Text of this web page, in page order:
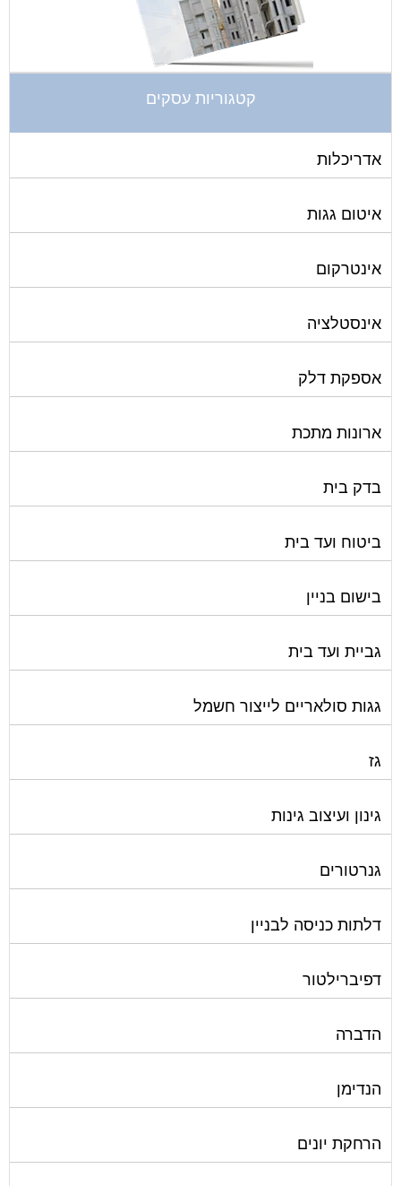
קטגוריות עסקים
אדריכלות
איטום גגות
אינטרקום
אינסטלציה
אספקת דלק
ארונות מתכת
בדק בית
ביטוח ועד בית
בישום בניין
גביית ועד בית
גגות סולאריים לייצור חשמל
גז
גינון ועיצוב גינות
גנרטורים
דלתות כניסה לבניין
דפיברילטור
הדברה
הנדימן
הרחקת יונים